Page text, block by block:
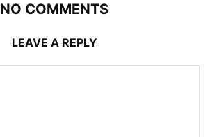
NO COMMENTS
LEAVE A REPLY